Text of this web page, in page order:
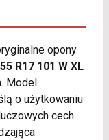
opony
R17 101 W XL
Model
o użytkowaniu
cech